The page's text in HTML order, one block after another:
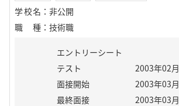
学校名 ： 非公開
職種 ： 技術職
エントリーシート
テスト
2003年02月
面接開始
2003年03月
最終面接
2003年03月